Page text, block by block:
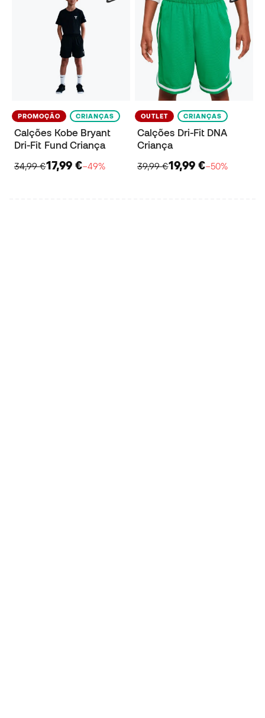
PROMOÇÃO CRIANÇAS
Calções Kobe Bryant
Dri-Fit Fund Criança
34,99 €17,99 €−49%
OUTLET CRIANÇAS
Calções Dri-Fit DNA
Criança
39,99 €19,99 €−50%